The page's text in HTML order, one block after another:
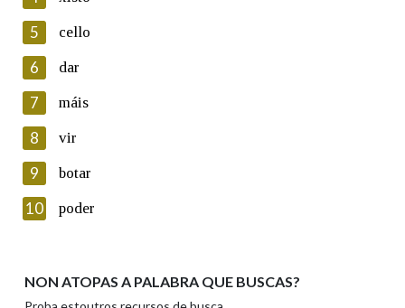
Lin e acepto as condicións da política de
Introduce o código que aparece na imaxe:
Texto de verificación
Enviar
5 cello
6 dar
7 máis
8 vir
9 botar
10 poder
NON ATOPAS A PALABRA QUE BUSCAS?